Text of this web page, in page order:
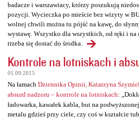
badacze i warszawiacy, którzy poszukują
pozycji. Wycieczka po mieście bez wizyty w
wolnej chwili można tu pójść na kawę, do
wystawę. Wszystko dla wszystkich, od ręki i
trzeba się dostać do środka.
Kontrole na lotniskach i
01.09.2015
Na łamach Dziennika Opinii, Katarzyna
absurd nadzoru – kontrole na lotniskach:
ładowarka, kawałek kabla, but na
metalu gdzieś przy ciele, czy coś w kształcie